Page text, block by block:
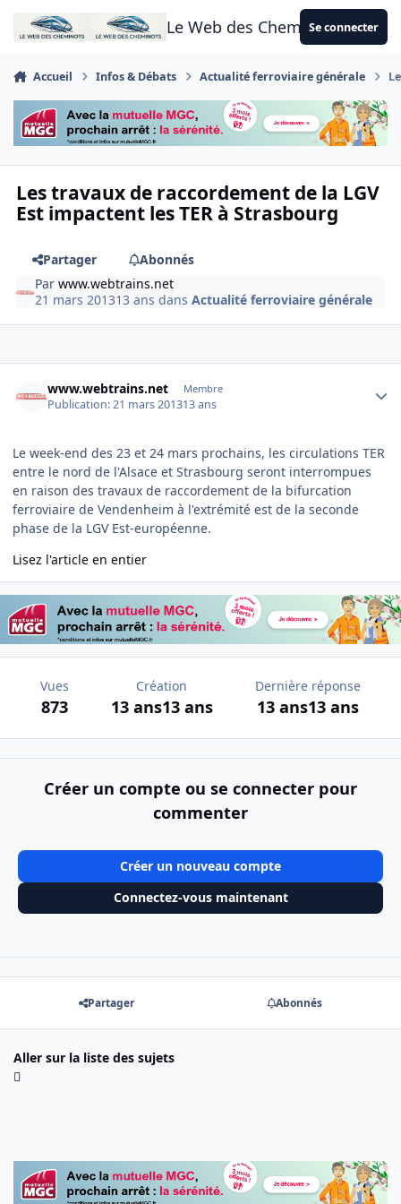
Aller au contenu
Le Web des CheminotsSe connecter
Accueil Infos & Débats Actualité ferroviaire générale
Les travaux de raccordement de la LGV
Est impactent les TER à Strasbourg
Partager
Abonnés
Parwww.webtrains.net
21 mars 201313 ans dansActualité ferroviaire générale
www.webtrains.net Membre
Publication:21 mars 201313 ans
Le week-end des 23 et 24 mars prochains, les circulations TER
entre le nord de l'Alsace et Strasbourg seront interrompues
en raison des travaux de raccordement de la bifurcation
ferroviaire de Vendenheim à l'extrémité est de la seconde
phase de la LGV Est-européenne.
Lisez l'article en entier
Vues
873
Création
13 ans13 ans
Dernière réponse
13 ans13 ans
Créer un compte ou se connecter pour
commenter
Créer un nouveau compte
Connectez-vous maintenant
Partager Abonnés
Aller sur la liste des sujets